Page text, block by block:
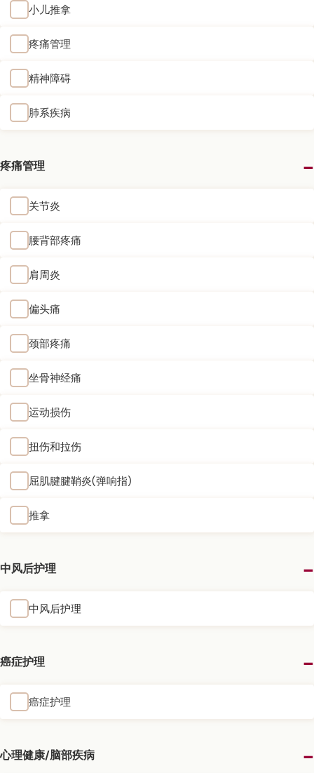
小儿推拿
疼痛管理
精神障碍
肺系疾病
疼痛管理
关节炎
腰背部疼痛
肩周炎
偏头痛
颈部疼痛
坐骨神经痛
运动损伤
扭伤和拉伤
屈肌腱腱鞘炎(弹响指)
推拿
中风后护理
中风后护理
癌症护理
癌症护理
心理健康/脑部疾病